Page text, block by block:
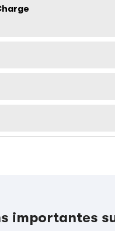
importantes